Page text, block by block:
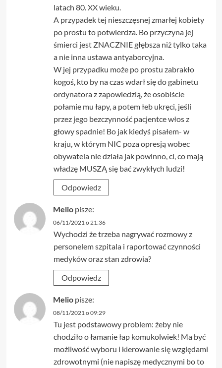
latach 80. XX wieku.
A przypadek tej nieszczęsnej zmarłej kobiety
po prostu to potwierdza. Bo przyczyna jej
śmierci jest ZNACZNIE głębsza niż tylko taka
a nie inna ustawa antyaborcyjna.
W jej przypadku może po prostu zabrakło
kogoś, kto by na czas wdarł się do gabinetu
ordynatora z zapowiedzią, że osobiście
połamie mu łapy, a potem łeb ukręci, jeśli
przez jego bezczynność pacjentce włos z
głowy spadnie! Bo jak kiedyś pisałem- w
kraju, w którym NIC poza opresją wobec
obywatela nie działa jak powinno, ci, co mają
władzę MUSZĄ się bać zwykłych ludzi!
Odpowiedz
Melio pisze:
06/11/2021 o 21:36
Wychodzi że trzeba nagrywać rozmowy z
personelem szpitala i raportować czynności
medyków oraz stan zdrowia?
Odpowiedz
Melio pisze:
08/11/2021 o 09:29
Tu jest podstawowy problem: żeby nie
chodziło o łamanie łap komukolwiek! Ma być
możliwość wyboru i kierowanie się względami
zdrowotnymi (nie napiszę medycznymi bo to